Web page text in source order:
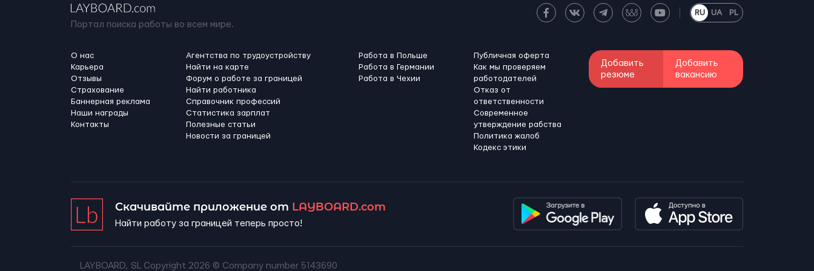
Портал поиска работы во всем мире.
RU UA PL
О нас
Карьера
Отзывы
Страхование
Баннерная реклама
Наши награды
Контакты
Агентства по трудоустройству
Найти на карте
Форум о работе за границей
Найти работника
Справочник профессий
Статистика зарплат
Полезные статьи
Новости за границей
Работа в Польше
Работа в Германии
Работа в Чехии
Публичная оферта
Как мы проверяем
работодателей
Отказ от
ответственности
Современное
утверждение рабства
Политика жалоб
Кодекс этики
Добавить
резюме
Добавить
вакансию
Скачивайте приложение от LAYBOARD.com
Найти работу за границей теперь просто!
LAYBOARD, SL Copyright 2026 © Company number 5143690